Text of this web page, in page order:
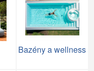
Bazény a wellness